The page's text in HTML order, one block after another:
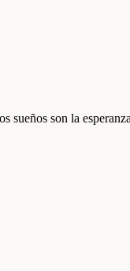
sueños son la